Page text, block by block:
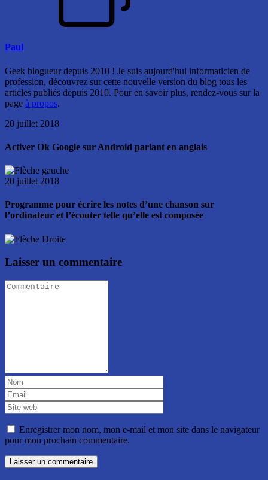
Paul
Geek blogueur depuis 2010 ! Je suis aujourd'hui informaticien de
profession, découvrez sur cette nouvelle version du blog tous les
articles publiés depuis 2010. Pour en savoir plus, rendez-vous sur la
page à propos.
20 juillet 2018
Activer Ok Google sur Android parlant en anglais
20 juillet 2018
Programme pour écrire les notes d’une chanson sur
l’ordinateur et l’écouter telle qu’elle est composée
Laisser un commentaire
Enregistrer mon nom, mon e-mail et mon site dans le navigateur
pour mon prochain commentaire.